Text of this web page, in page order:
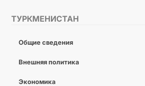
ТУРКМЕНИСТАН
Общие сведения
Внешняя политика
Экономика